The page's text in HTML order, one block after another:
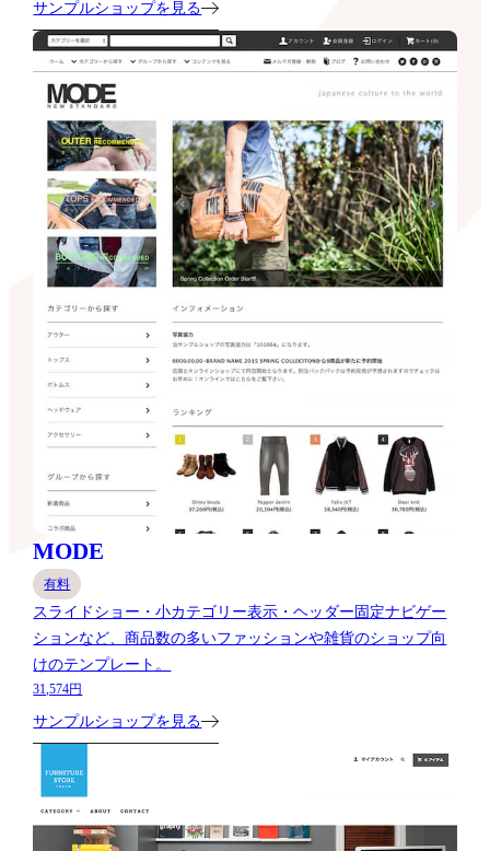
サンプルショップを見る
MODE
有料
スライドショー・小カテゴリー表示・ヘッダー固定ナビゲー
ションなど、商品数の多いファッションや雑貨のショップ向
けのテンプレート。
31,574円
サンプルショップを見る